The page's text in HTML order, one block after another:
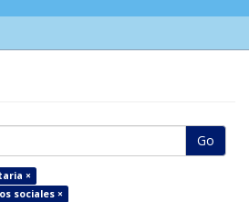
Go
×
sociales ×